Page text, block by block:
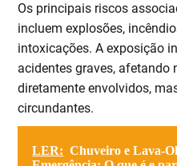
Os principais riscos
incluem explosões,
intoxicações. A exposição
acidentes graves, afetando
diretamente envolvidos,
circundantes.
LER: Chuveiro e Lava-